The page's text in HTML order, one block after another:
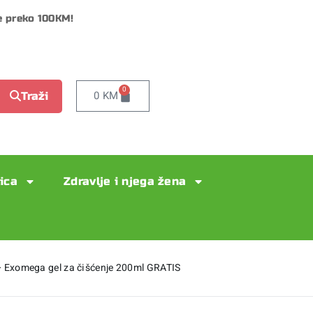
preko 100KM!
Traži 0 KM 0
Zdravlje i njega žena
gel za čišćenje 200ml GRATIS